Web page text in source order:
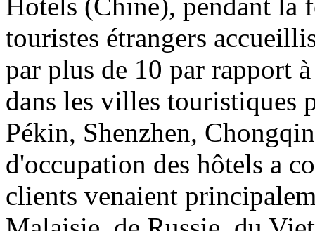
touristes étrangers
par plus de 10 par rapport
dans les villes touristiques
Pékin, Shenzhen,
d'occupation des hôtels a
clients venaient